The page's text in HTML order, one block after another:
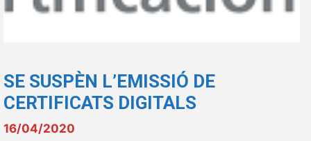
SE SUSPÈN L’EMISSIÓ DE
CERTIFICATS DIGITALS
16/04/2020